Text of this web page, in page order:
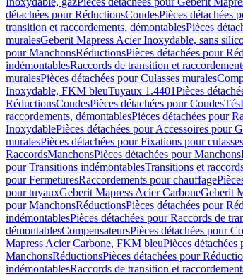
détachées pour RéductionsCoudesPièces détachées
transition et raccordements, démontablesPièces
muralesGeberit Mapress Acier Inoxydable, sans
pour ManchonsRéductionsPièces détachées pour
indémontablesRaccords de transition et
muralesPièces détachées pour Culasses murales
Inoxydable, FKM bleuTuyaux 1.4401Pièces
RéductionsCoudesPièces détachées pour CoudesTés
raccordements, démontablesPièces détachées pour
InoxydablePièces détachées pour Accessoires pour
muralesPièces détachées pour Fixations pour
RaccordsManchonsPièces détachées pour Manchons
pour Transitions indémontablesTransitions et
pour FermeturesRaccordements pour chauffage
pour tuyauxGeberit Mapress Acier CarboneGeberit
pour ManchonsRéductionsPièces détachées pour
indémontablesPièces détachées pour Raccords de
démontablesCompensateursPièces détachées pour
Mapress Acier Carbone, FKM bleuPièces
ManchonsRéductionsPièces détachées pour
indémontablesRaccords de transition et